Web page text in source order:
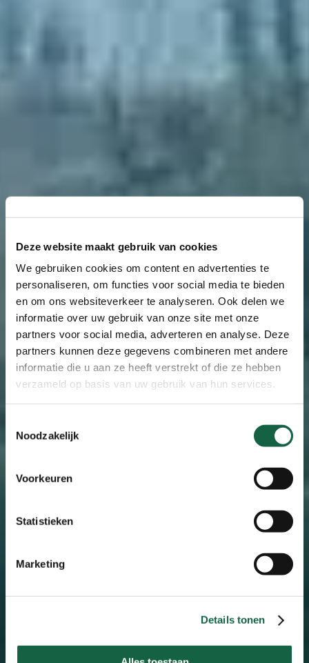
Deze website maakt gebruik van cookies
We gebruiken cookies om content en advertenties te
personaliseren, om functies voor social media te bieden
en om ons websiteverkeer te analyseren. Ook delen we
informatie over uw gebruik van onze site met onze
partners voor social media, adverteren en analyse. Deze
partners kunnen deze gegevens combineren met andere
informatie die u aan ze heeft verstrekt of die ze hebben
verzameld op basis van uw gebruik van hun services.
Noodzakelijk
Voorkeuren
Statistieken
Marketing
Details tonen
19-20
SEPTEMBER
2026
Schrijf je nu in!